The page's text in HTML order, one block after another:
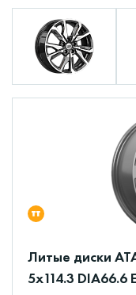
Литые диски
5x114.3 DIA66.6